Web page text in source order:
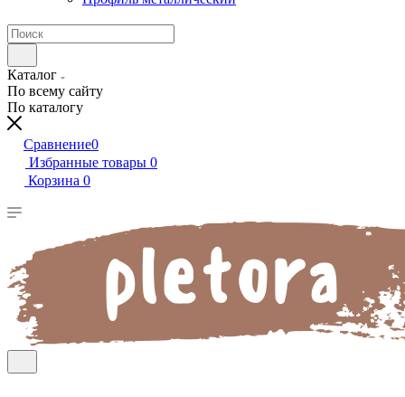
Каталог
По всему сайту
По каталогу
Сравнение0
Избранные товары 0
Корзина 0